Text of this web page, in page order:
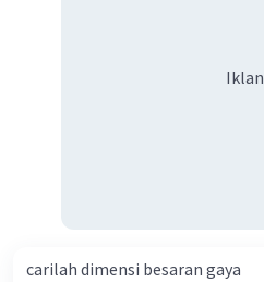
Iklan
carilah dimensi besaran gaya